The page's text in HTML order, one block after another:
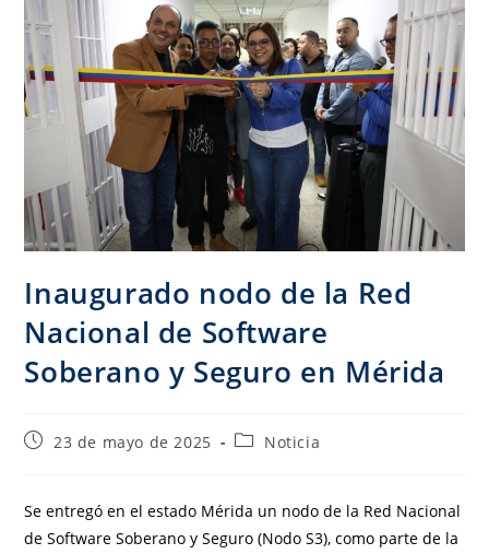
Inaugurado nodo de la Red
Nacional de Software
Soberano y Seguro en Mérida
23 de mayo de 2025 Noticia
Se entregó en el estado Mérida un nodo de la Red Nacional
de Software Soberano y Seguro (Nodo S3), como parte de la